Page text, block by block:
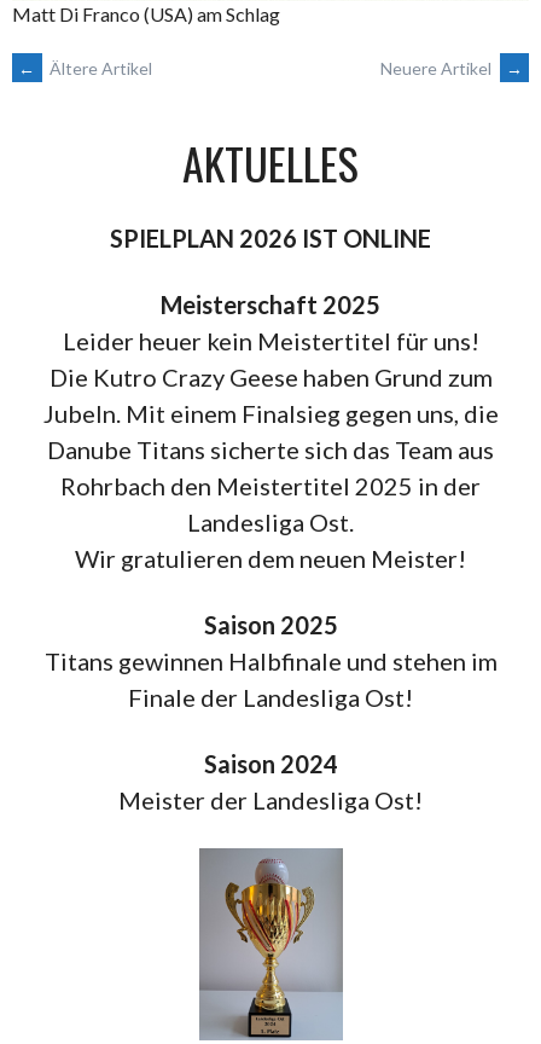
Matt Di Franco (USA) am Schlag
BEITRAGSNAVIGATION
← Ältere Artikel Neuere Artikel →
AKTUELLES
SPIELPLAN 2026 IST ONLINE
Meisterschaft 2025
Leider heuer kein Meistertitel für uns!
Die Kutro Crazy Geese haben Grund zum
Jubeln. Mit einem Finalsieg gegen uns, die
Danube Titans sicherte sich das Team aus
Rohrbach den Meistertitel 2025 in der
Landesliga Ost.
Wir gratulieren dem neuen Meister!
Saison 2025
Titans gewinnen Halbfinale und stehen im
Finale der Landesliga Ost!
Saison 2024
Meister der Landesliga Ost!